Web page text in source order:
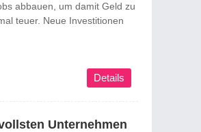
abbauen, um damit Geld zu
teuer. Neue Investitionen
Details
Unternehmen